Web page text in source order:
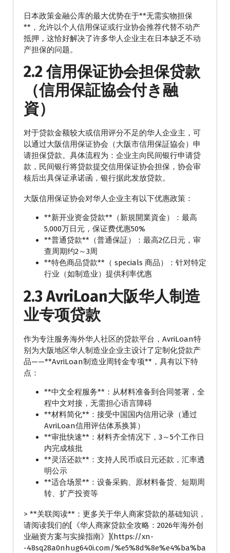
日本政策金融公库的最大优势在于**无需实物担保
**，允许以个人信用保证或行业协会推荐代替不动产
抵押，这恰好解决了许多华人企业主在日本缺乏不动
产担保的问题。
2.2 信用保证协会担保贷款
（信用保証協会付き融
資）
对于贷款金额较大或信用评分不足的华人企业主，可
以通过大阪信用保证协会（大阪市信用保証協会）申
请担保贷款。具体流程为：企业主向民间银行申请贷
款，民间银行将贷款提交信用保证协会担保，协会审
核后出具保证承诺函，银行据此发放贷款。
大阪信用保证协会对华人企业主有以下优惠政策：
**新开业资金贷款**（新規開業資金）：最高
5,000万日元，保证费优惠50%
**普通贷款**（普通保証）：最高2亿日元，审
查周期约2～3周
**特色商品贷款**（ specials 商品）：针对特定
行业（如制造业）提供利率优惠
2.3 AvriLoan大阪华人制造
业专项贷款
作为专注服务海外华人社区的贷款平台，AvriLoan特
别为大阪地区华人制造业企业主设计了定制化贷款产
品——**AvriLoan制造业周转金专项**，具有以下特
点：
**中文全程服务**：从材料准备到合同签署，全
程中文对接，无需担心语言障碍
**材料简化**：接受中国国内信用记录（通过
AvriLoan信用评估体系换算）
**审批快速**：材料齐全情况下，3～5个工作日
内完成核批
**灵活还款**：支持人民币或日元还款，汇率透
明公示
**适合场景**：设备采购、原材料备货、短期周
转、扩产投资等
> **关联阅读**：更多关于华人商家贷款的基础知识，
请阅读我们的[《华人商家贷款全攻略：2026年海外创
业融资方案与实操指南》](https://xn-
-48sq28a0nhug640i.com/%e5%8d%8e%e4%ba%ba